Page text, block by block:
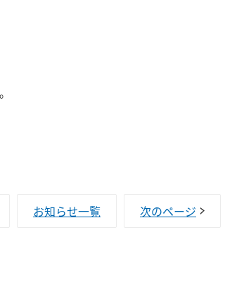
お知らせ一覧 次のページ